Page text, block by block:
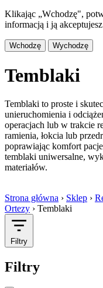
Klikając „Wchodzę",
informacją i ją
Wchodzę Wychodzę
Temblaki
Temblaki to proste i
unieruchomienia i
operacjach lub w trakcie
ramienia, łokcia lub
poprawiając komfort
temblaki uniwersalne,
materiałów.
Strona główna › Sklep ›
Ortezy › Temblaki
Filtry
Filtry